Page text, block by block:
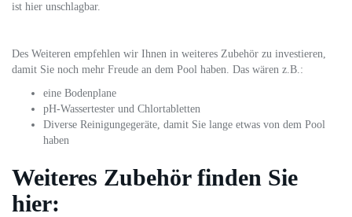
ist hier unschlagbar.
Des Weiteren empfehlen wir Ihnen in weiteres Zubehör zu investieren,
damit Sie noch mehr Freude an dem Pool haben. Das wären z.B.:
eine Bodenplane
pH-Wassertester und Chlortabletten
Diverse Reinigungegeräte, damit Sie lange etwas von dem Pool
haben
Weiteres Zubehör finden Sie
hier: